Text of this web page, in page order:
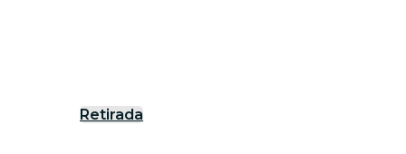
Retirada